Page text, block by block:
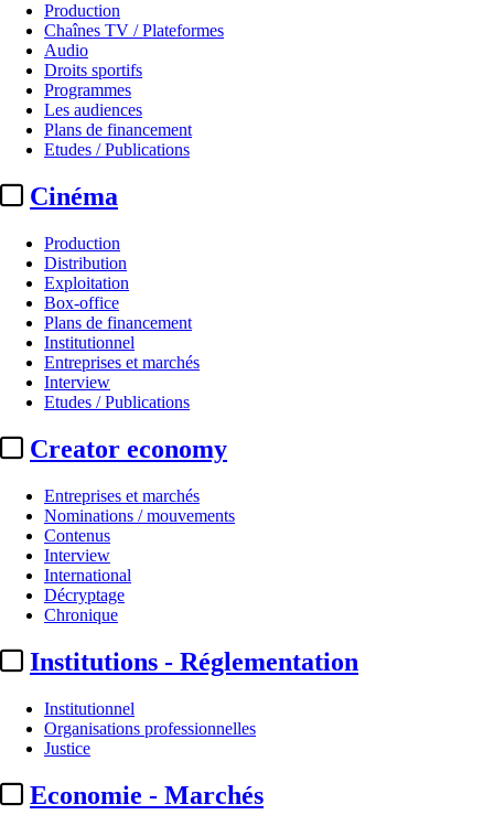
Production
Chaînes TV / Plateformes
Audio
Droits sportifs
Programmes
Les audiences
Plans de financement
Etudes / Publications
Cinéma
Production
Distribution
Exploitation
Box-office
Plans de financement
Institutionnel
Entreprises et marchés
Interview
Etudes / Publications
Creator economy
Entreprises et marchés
Nominations / mouvements
Contenus
Interview
International
Décryptage
Chronique
Institutions - Réglementation
Institutionnel
Organisations professionnelles
Justice
Economie - Marchés
Festivals - Marchés
Festival du film de demain :
Par
Julie Souvestre